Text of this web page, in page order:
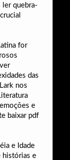
ler quebra-
for
das
nos
e
baixar pdf
e Idade
histórias e